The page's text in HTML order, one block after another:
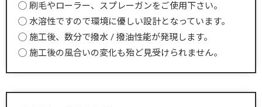
◯ 刷毛やローラー、スプレーガンをご使用下さい。
◯ 水溶性ですので環境に優しい設計となっています。
◯ 施工後、数分で撥水 / 撥油性能が発現します。
◯ 施工後の風合いの変化も殆ど見受けられません。